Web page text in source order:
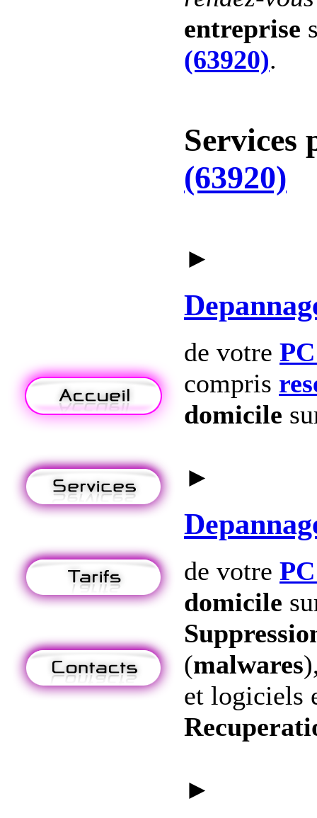
entreprise
(63920).
Services
(63920)
►
de votre
compris
domicile
►
de votre
domicile
(malwares
et logiciels
►